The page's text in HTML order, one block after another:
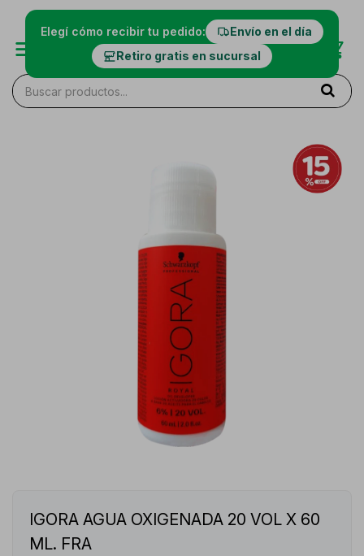
Elegí cómo recibir tu pedido:
Envío en el día
Retiro gratis en sucursal
IGORA AGUA OXIGENADA 20 VOL X 60
ML. FRA